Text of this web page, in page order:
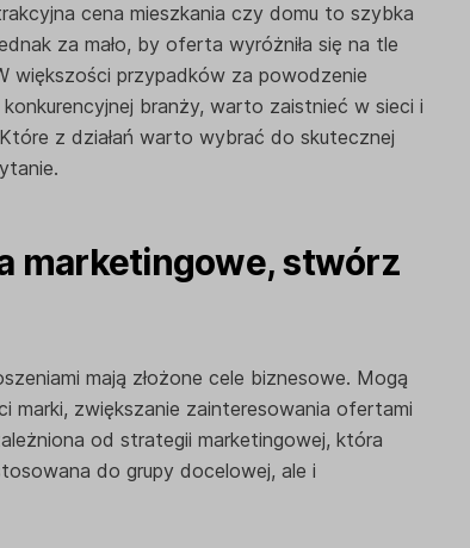
cena mieszkania czy domu to szybka
za mało, by oferta wyróżniła się na tle
większości przypadków za powodzenie
branży, warto zaistnieć w sieci i
z działań warto wybrać do skutecznej
marketingowe, stwórz
mają złożone cele biznesowe. Mogą
marki, zwiększanie zainteresowania ofertami
od strategii marketingowej, która
do grupy docelowej, ale i